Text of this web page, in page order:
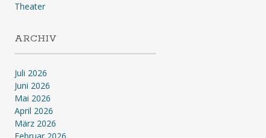
Theater
ARCHIV
Juli 2026
Juni 2026
Mai 2026
April 2026
März 2026